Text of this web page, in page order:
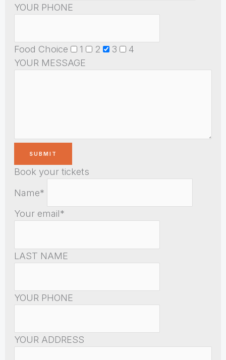
YOUR PHONE
Food Choice 1 2 3
4
YOUR MESSAGE
Book your tickets
Name*
Your email*
LAST NAME
YOUR PHONE
YOUR ADDRESS